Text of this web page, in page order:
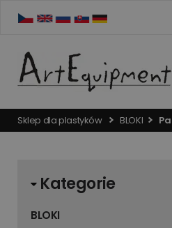
Sklep dla plastyków BLOKI
Kategorie
BLOKI